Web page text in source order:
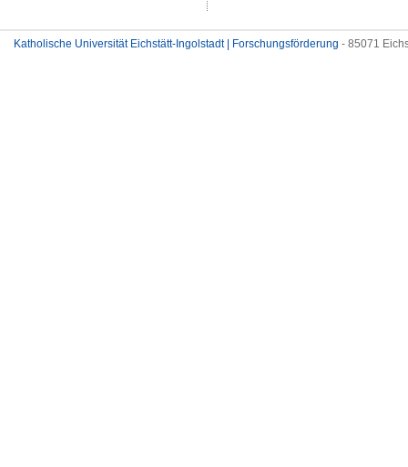
Katholische Universität Eichstätt-Ingolstadt | Forschungsförderung - 85071